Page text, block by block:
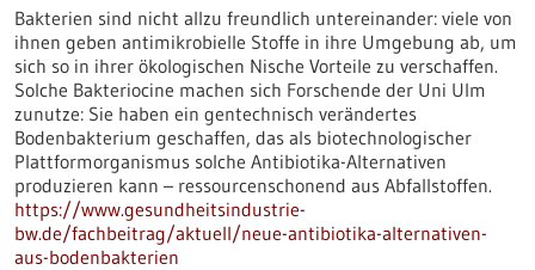
Bakterien sind nicht allzu freundlich untereinander: viele von
ihnen geben antimikrobielle Stoffe in ihre Umgebung ab, um
sich so in ihrer ökologischen Nische Vorteile zu verschaffen.
Solche Bakteriocine machen sich Forschende der Uni Ulm
zunutze: Sie haben ein gentechnisch verändertes
Bodenbakterium geschaffen, das als biotechnologischer
Plattformorganismus solche Antibiotika-Alternativen
produzieren kann – ressourcenschonend aus Abfallstoffen.
https://www.gesundheitsindustrie-
bw.de/fachbeitrag/aktuell/neue-antibiotika-alternativen-
aus-bodenbakterien